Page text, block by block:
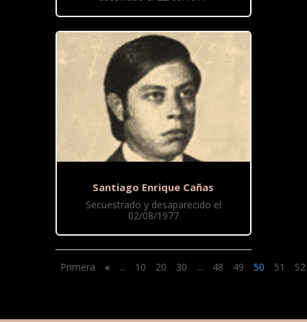
Santiago Enrique Cañas
Secuestrado y desaparecido el
02/08/1977
Primera « ... 10 20 30 ... 48 49 50 51 52